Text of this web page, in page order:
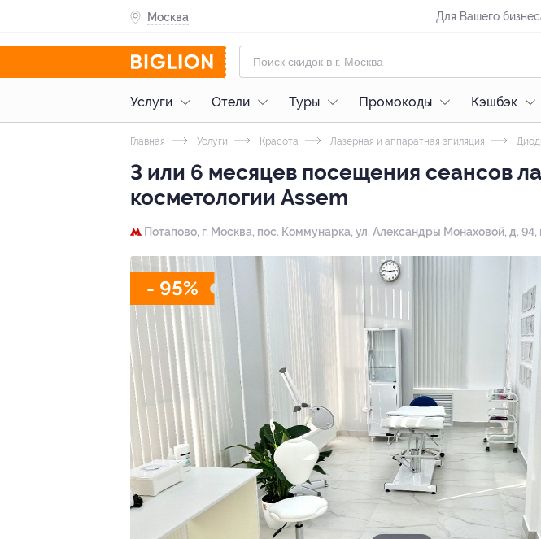
Москва Для Вашего
Услуги Отели Туры Промокоды Кэшбэк
Главная Услуги Красота Лазерная и аппаратная эпиляция
3 или 6 месяцев посещения сеансов
косметологии Assem
Потапово, г. Москва, пос. Коммунарка, ул. Александры Монаховой, д. 94,
- 95%